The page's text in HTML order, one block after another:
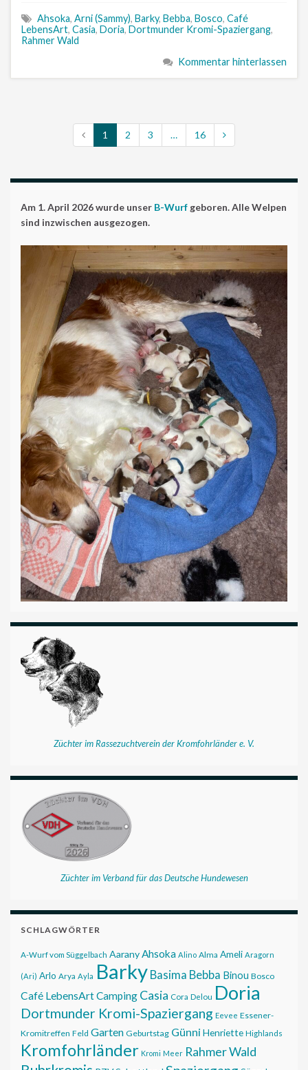
Ahsoka, Arni (Sammy), Barky, Bebba, Bosco, Café
LebensArt, Casia, Doria, Dortmunder Kromi-Spaziergang,
Rahmer Wald
Kommentar hinterlassen
1 2 3 … 16
Am 1. April 2026 wurde unser B-Wurf geboren. Alle Welpen
sind inzwischen ausgezogen.
Züchter im Rassezuchtverein der Kromfohrländer e. V.
Züchter im Verband für das Deutsche Hundewesen
SCHLAGWÖRTER
A-Wurf vom Süggelbach AaranyAhsoka Alino Alma Ameli Aragorn
(Ari) Arlo Arya Ayla BarkyBasima Bebba Binou Bosco
Café LebensArtCamping Casia Cora Delou Doria
Dortmunder Kromi-Spaziergang Eevee Essener-
Kromitreffen Feld Garten Geburtstag Günni Henriette Highlands
Kromfohrländer Kromi Meer Rahmer Wald